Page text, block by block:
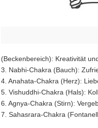
(Beckenbereich): Kreativität
3. Nabhi-Chakra (Bauch):
4. Anahata-Chakra (Herz):
5. Vishuddhi-Chakra (Hals):
6. Agnya-Chakra (Stirn):
7. Sahasrara-Chakra